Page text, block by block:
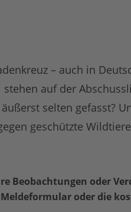
– auch in
auf der
selten gefasst?
geschützte
Beobachtungen oder
oder die